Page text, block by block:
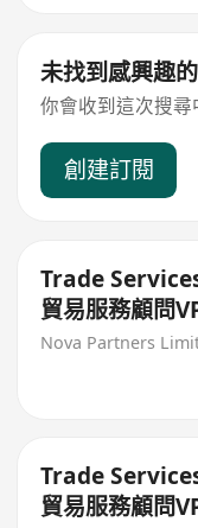
未找到感興趣
你會收到這次搜
創建訂閱
Trade
貿易服務顧問
Nova Partners
Trade
貿易服務顧問